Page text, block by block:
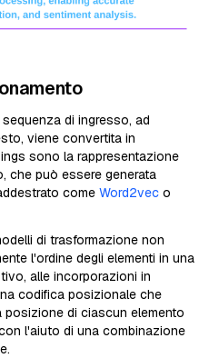
di ingresso, ad
viene convertita in
sono la rappresentazione
che può essere generata
come Word2vec o
di trasformazione non
l'ordine degli elementi in una
alle incorporazioni in
codifica posizionale che
di ciascun elemento
l'aiuto di una combinazione